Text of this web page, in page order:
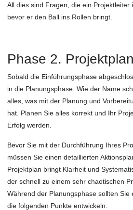
All dies sind Fragen, die ein Projektleiter
bevor er den Ball ins Rollen bringt.
Phase 2.
Sobald die Einführungsphase
in die Planungsphase. Wie der Name
alles, was mit der Planung und
hat. Planen Sie alles korrekt und Ihr
Erfolg werden.
Bevor Sie mit der Durchführung Ihres
müssen Sie einen detaillierten
Projektplan bringt Klarheit und
der schnell zu einem sehr chaotischen
Während der Planungsphase sollten Sie
die folgenden Punkte entwickeln: